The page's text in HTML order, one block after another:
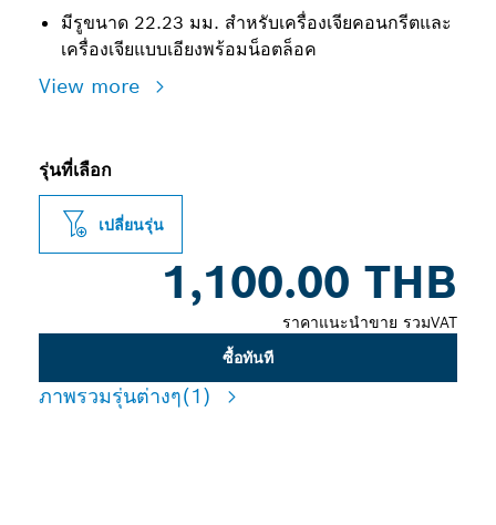
มีรูขนาด 22.23 มม. สำหรับเครื่องเจียคอนกรีตและ
เครื่องเจียแบบเอียงพร้อมน็อตล็อค
View more
รุ่นที่เลือก
เปลี่ยนรุ่น
1,100.00 THB
ราคาแนะนำขาย รวมVAT
ซื้อทันที
ภาพรวมรุ่นต่างๆ(1)